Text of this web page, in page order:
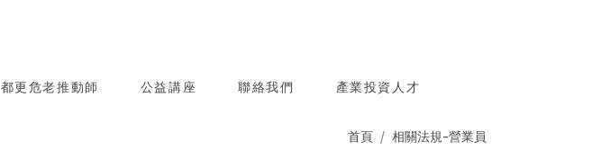
都更危老推動師 公益講座 聯絡我們 產業投資人才
首頁 相關法規-營業員